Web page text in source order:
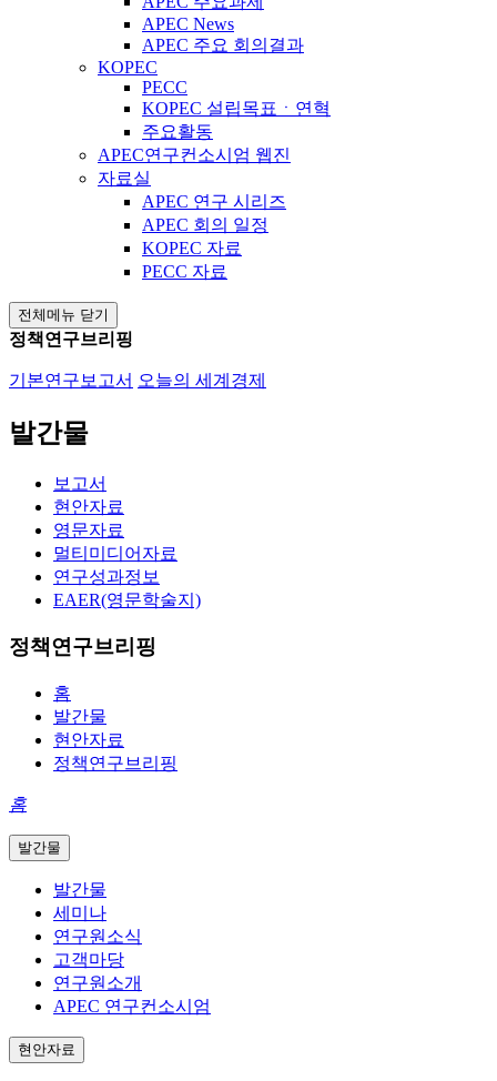
APEC News
APEC 주요 회의결과
KOPEC
PECC
KOPEC 설립목표ㆍ연혁
주요활동
APEC연구컨소시엄 웹진
자료실
APEC 연구 시리즈
APEC 회의 일정
KOPEC 자료
PECC 자료
전체메뉴 닫기
정책연구브리핑
기본연구보고서 오늘의 세계경제
발간물
보고서
현안자료
영문자료
멀티미디어자료
연구성과정보
EAER(영문학술지)
정책연구브리핑
홈
발간물
현안자료
정책연구브리핑
홈
발간물
발간물
세미나
연구원소식
고객마당
연구원소개
APEC 연구컨소시엄
현안자료